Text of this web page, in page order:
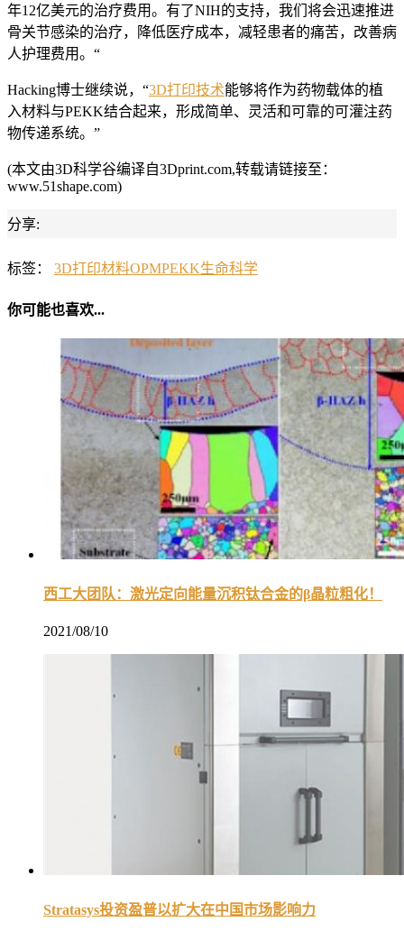
年12亿美元的治疗费用。有了NIH的支持，我们将会迅速推进
骨关节感染的治疗，降低医疗成本，减轻患者的痛苦，改善病
人护理费用。“
Hacking博士继续说，“3D打印技术能够将作为药物载体的植
入材料与PEKK结合起来，形成简单、灵活和可靠的可灌注药
物传递系统。”
(本文由3D科学谷编译自3Dprint.com,转载请链接至：
www.51shape.com)
分享:
标签： 3D打印材料OPMPEKK生命科学
你可能也喜欢...
西工大团队：激光定向能量沉积钛合金的β晶粒粗化！
2021/08/10
Stratasys投资盈普以扩大在中国市场影响力